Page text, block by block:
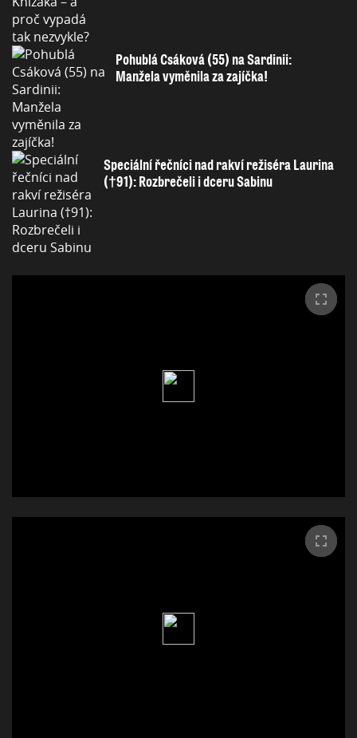
Pohublá Csáková (55) na Sardinii:
Manžela vyměnila za zajíčka!
Speciální řečníci nad rakví režiséra Laurina
(†91): Rozbrečeli i dceru Sabinu